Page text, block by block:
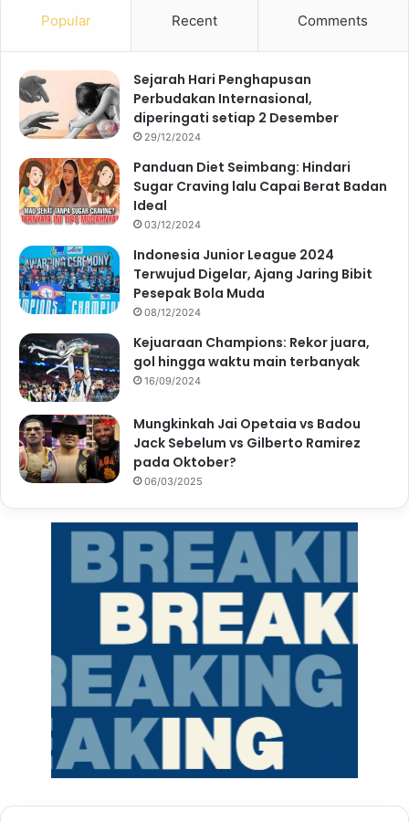
Popular Recent Comments
Sejarah Hari Penghapusan
Perbudakan Internasional,
diperingati setiap 2 Desember
29/12/2024
Panduan Diet Seimbang: Hindari
Sugar Craving lalu Capai Berat Badan
Ideal
03/12/2024
Indonesia Junior League 2024
Terwujud Digelar, Ajang Jaring Bibit
Pesepak Bola Muda
08/12/2024
Kejuaraan Champions: Rekor juara,
gol hingga waktu main terbanyak
16/09/2024
Mungkinkah Jai Opetaia vs Badou
Jack Sebelum vs Gilberto Ramirez
pada Oktober?
06/03/2025